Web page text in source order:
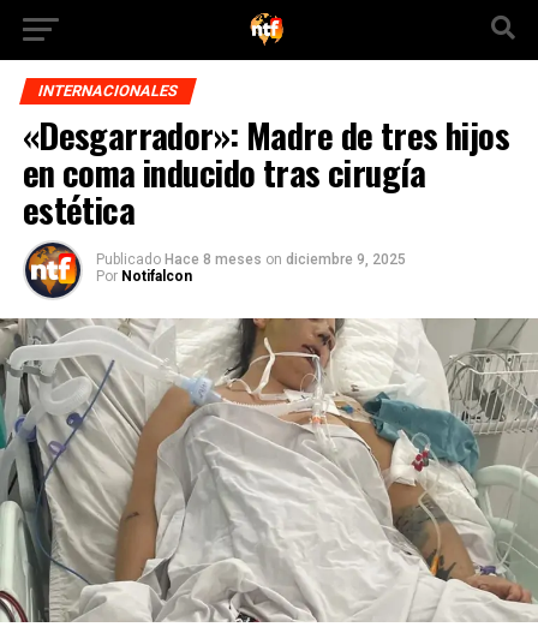
INTERNACIONALES
«Desgarrador»: Madre de tres hijos
en coma inducido tras cirugía
estética
Publicado Hace 8 meses on diciembre 9, 2025
Por Notifalcon